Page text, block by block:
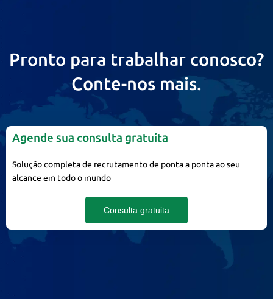
Pronto para trabalhar conosco?
Conte-nos mais.
Agende sua consulta gratuita
Solução completa de recrutamento de ponta a ponta ao seu
alcance em todo o mundo
Consulta gratuita